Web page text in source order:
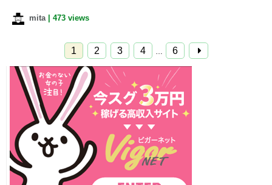
mita| 473 views
1 2 3 4 … 6